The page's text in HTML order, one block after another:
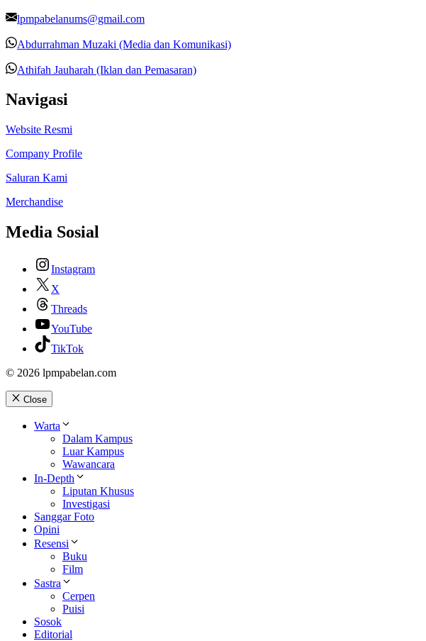
lpmpabelanums@gmail.com
Abdurrahman Muzaki (Media dan Komunikasi)
Athifah Jauharah (Iklan dan Pemasaran)
Navigasi
Website Resmi
Company Profile
Saluran Kami
Merchandise
Media Sosial
Instagram
X
Threads
YouTube
TikTok
© 2026 lpmpabelan.com
Close
Warta
Dalam Kampus
Luar Kampus
Wawancara
In-Depth
Liputan Khusus
Investigasi
Sanggar Foto
Opini
Resensi
Buku
Film
Sastra
Cerpen
Puisi
Sosok
Editorial